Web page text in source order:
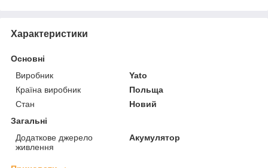
Характеристики
Основні
Виробник
Yato
Країна виробник
Польща
Стан
Новий
Загальні
Додаткове джерело
живлення
Акумулятор